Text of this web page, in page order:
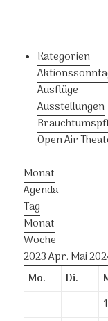
Kategorien
Ausflüge
Ausstellungen
Open Air
Monat
Agenda
Tag
Monat
Woche
2023Apr. Mai
Mo.
Di.
1